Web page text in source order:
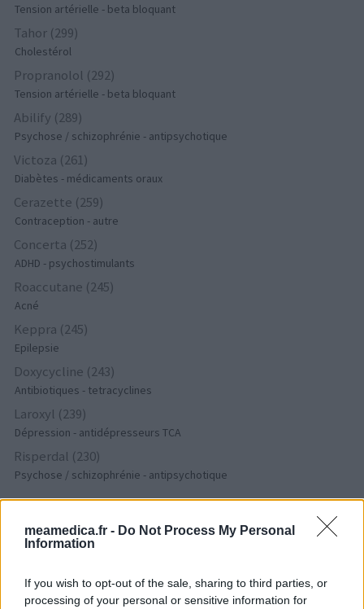
meamedica.fr - Do Not Process My Personal
Information
If you wish to opt-out of the sale, sharing to third parties, or
processing of your personal or sensitive information for
Tension artérielle - beta bloquant
Tahor (299)
Cholestérol
Propranolol (292)
Tension artérielle - beta bloquant
Abilify (289)
Psychose / schizophrénie - antipsychotique
Victoza (261)
Diabètes - médicaments oraux
Cerazette (259)
Contraception - autre
Concerta (252)
ADHD - psychostimulants
Roaccutane (245)
Acné
Keppra (245)
Epilepsie
Doxycycline (243)
Antibiotiques - tetracyclines
Laroxyl (239)
Dépression - antidépresseurs TCA
Risperdal (230)
Psychose / schizophrénie - antipsychotique
Les évaluations de cette page sont écrites par les utilisateurs
eux-mêmes ; ces avis sont d’abord lus, et éventuellement
l’évaluation d’un médicament, avant d’être approuvés. Pour
partager des évaluations, il n’est pas nécessaire de posséder